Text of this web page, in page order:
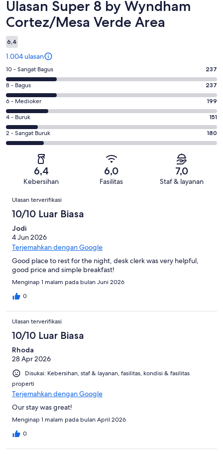
Ulasan
Ulasan Super 8 by Wyndham
Cortez/Mesa Verde Area
6,4
1.004 ulasan
Penilaian
10
-
Sangat
Bagus.
237
dari
1004
10 - Sangat Bagus 237
Penilaian
8
-
Bagus.
237
dari
8 - Bagus 237
Penilaian
6
-
Medioker.
199
6 - Medioker 199
Penilaian
4
-
4 - Buruk 151
Penilaian
2
dari
ulasan
2 - Sangat Buruk 180
6,4
Kebersihan
6,0
Fasilitas
7,0
Staf & layanan
Ulasan
Ulasan terverifikasi
10/10 Luar Biasa
Jodi
4 Jun 2026
Terjemahkan dengan Google
Good place to rest for the night, desk clerk was very helpful,
good price and simple breakfast!
Menginap 1 malam pada bulan Juni 2026
0
Ulasan terverifikasi
10/10 Luar Biasa
Rhoda
28 Apr 2026
Disukai: Kebersihan, staf & layanan, fasilitas, kondisi & fasilitas
properti
Terjemahkan dengan Google
Our stay was great!
Menginap 1 malam pada bulan April 2026
0